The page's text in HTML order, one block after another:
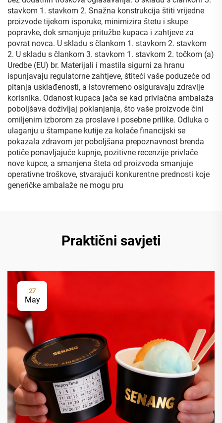
stavkom 1. stavkom 2. Snažna konstrukcija štiti vrijedne
proizvode tijekom isporuke, minimizira štetu i skupe
popravke, dok smanjuje pritužbe kupaca i zahtjeve za
povrat novca. U skladu s člankom 1. stavkom 2. stavkom
2. U skladu s člankom 3. stavkom 1. stavkom 2. točkom (a)
Uredbe (EU) br. Materijali i mastila sigurni za hranu
ispunjavaju regulatorne zahtjeve, štiteći vaše poduzeće od
pitanja usklađenosti, a istovremeno osiguravaju zdravlje
korisnika. Odanost kupaca jača se kad privlačna ambalaža
poboljšava doživljaj poklanjanja, što vaše proizvode čini
omiljenim izborom za proslave i posebne prilike. Odluka o
ulaganju u štampane kutije za kolače financijski se
pokazala zdravom jer poboljšana prepoznavnost brenda
potiče ponavljajuće kupnje, pozitivne recenzije privlače
nove kupce, a smanjena šteta od proizvoda smanjuje
operativne troškove, stvarajući konkurentne prednosti koje
generičke ambalaže ne mogu pru
Praktični savjeti
27
May